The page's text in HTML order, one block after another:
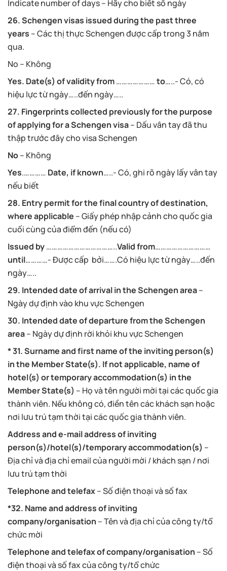
Indicate number of days – Hãy cho biết số ngày
26. Schengen visas issued during the past three
years – Các thị thực Schengen được cấp trong 3 năm
qua.
No – Không
Yes. Date(s) of validity from…………………to…..- Có, có
hiệu lực từ ngày…..đến ngày…..
27. Fingerprints collected previously for the purpose
of applying for a Schengen visa– Dấu vân tay đã thu
thập trước đây cho visa Schengen
No– Không
Yes.………… Date, if known…..- Có, ghi rõ ngày lấy vân tay
nếu biết
28. Entry permit for the final country of destination,
where applicable – Giấy phép nhập cảnh cho quốc gia
cuối cùng của điểm đến (nếu có)
Issued by………………………………..Valid from…………………………
until…………- Được cấp bởi…….Có hiệu lực từ ngày…..đến
ngày…..
29. Intended date of arrival in the Schengen area–
Ngày dự định vào khu vực Schengen
30. Intended date of departure from the Schengen
area– Ngày dự định rời khỏi khu vực Schengen
* 31. Surname and first name of the inviting person(s)
in the Member State(s). If not applicable, name of
hotel(s) or temporary accommodation(s) in the
Member State(s) – Họ và tên người mời tại các quốc gia
thành viên. Nếu không có, điền tên các khách sạn hoặc
nơi lưu trú tạm thời tại các quốc gia thành viên.
Address and e-mail address of inviting
person(s)/hotel(s)/temporary accommodation(s) –
Địa chỉ và địa chỉ email của người mời / khách sạn / nơi
lưu trú tạm thời
Telephone and telefax– Số điện thoại và số fax
*32. Name and address of inviting
company/organisation – Tên và địa chỉ của công ty/tổ
chức mời
Telephone and telefax of company/organisation – Số
điện thoại và số fax của công ty/tổ chức